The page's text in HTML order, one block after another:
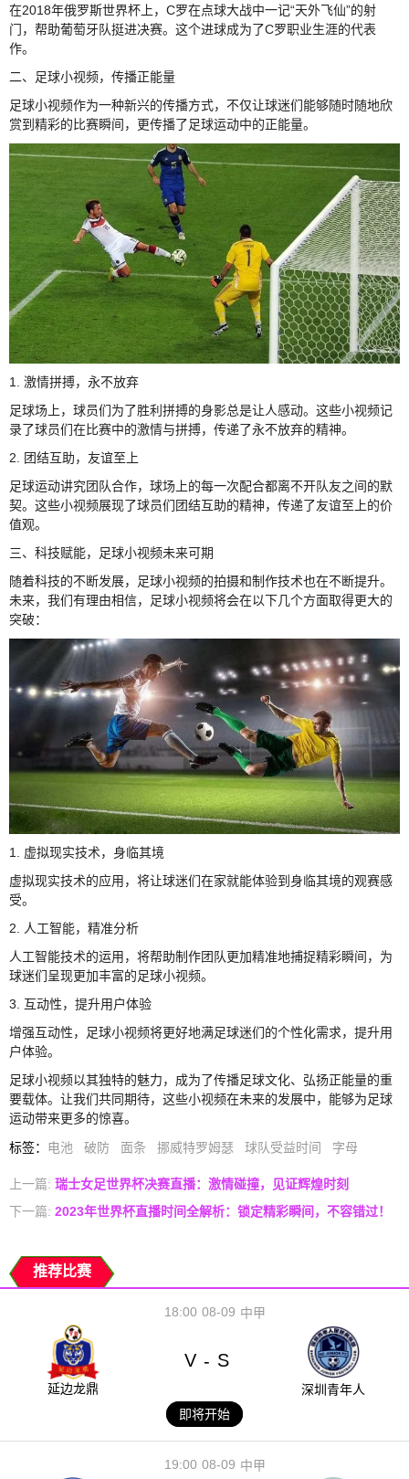
在2018年俄罗斯世界杯上，C罗在点球大战中一记“天外飞仙”的射
门，帮助葡萄牙队挺进决赛。这个进球成为了C罗职业生涯的代表
作。
二、足球小视频，传播正能量
足球小视频作为一种新兴的传播方式，不仅让球迷们能够随时随地欣
赏到精彩的比赛瞬间，更传播了足球运动中的正能量。
1. 激情拼搏，永不放弃
足球场上，球员们为了胜利拼搏的身影总是让人感动。这些小视频记
录了球员们在比赛中的激情与拼搏，传递了永不放弃的精神。
2. 团结互助，友谊至上
足球运动讲究团队合作，球场上的每一次配合都离不开队友之间的默
契。这些小视频展现了球员们团结互助的精神，传递了友谊至上的价
值观。
三、科技赋能，足球小视频未来可期
随着科技的不断发展，足球小视频的拍摄和制作技术也在不断提升。
未来，我们有理由相信，足球小视频将会在以下几个方面取得更大的
突破：
1. 虚拟现实技术，身临其境
虚拟现实技术的应用，将让球迷们在家就能体验到身临其境的观赛感
受。
2. 人工智能，精准分析
人工智能技术的运用，将帮助制作团队更加精准地捕捉精彩瞬间，为
球迷们呈现更加丰富的足球小视频。
3. 互动性，提升用户体验
增强互动性，足球小视频将更好地满足球迷们的个性化需求，提升用
户体验。
足球小视频以其独特的魅力，成为了传播足球文化、弘扬正能量的重
要载体。让我们共同期待，这些小视频在未来的发展中，能够为足球
运动带来更多的惊喜。
标签： 电池 破防 面条 挪威特罗姆瑟 球队受益时间 字母
上一篇: 瑞士女足世界杯决赛直播：激情碰撞，见证辉煌时刻
下一篇: 2023年世界杯直播时间全解析：锁定精彩瞬间，不容错过！
推荐比赛
08-09
18:00 中甲
延边龙鼎
V - S
深圳青年人
即将开始
08-09
19:00 中甲